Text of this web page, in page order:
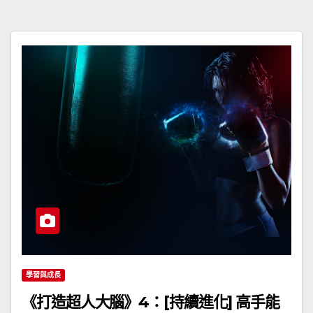
學習與成長
《打造超人大腦》4：[持續進化] 高手能